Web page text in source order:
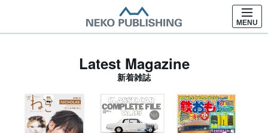
MENU
Latest Magazine
新着雑誌